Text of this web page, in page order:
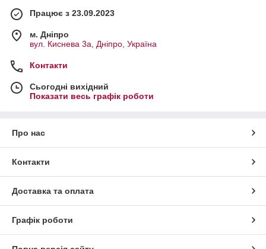
Працює з 23.09.2023
м. Дніпро
вул. Киснева 3а, Дніпро, Україна
Контакти
Сьогодні вихідний
Показати весь графік роботи
Про нас
Контакти
Доставка та оплата
Графік роботи